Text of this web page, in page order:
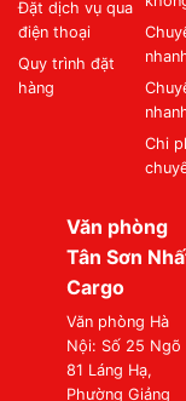
Đặt dịch vụ qua
điện thoại
Quy trình đặt
hàng
Chi
Văn phòng
Tân Sơn
Cargo
Văn phòng Hà
Nội: Số 25 Ngõ
81 Láng Hạ,
Phường Giảng